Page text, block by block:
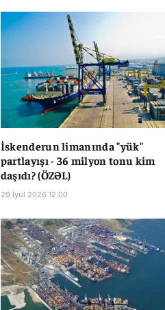
İskenderun limanında "yük"
partlayışı - 36 milyon tonu kim
daşıdı? (ÖZƏL)
29 İyul 2026 12:00